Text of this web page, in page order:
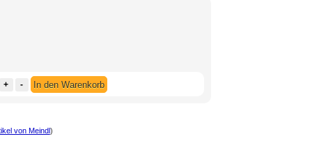
+ - In den Warenkorb
von Meindl )